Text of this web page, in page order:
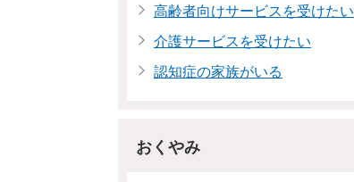
高齢者向けサービスを受けたい
介護サービスを受けたい
認知症の家族がいる
おくやみ